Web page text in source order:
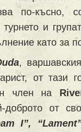
по-късно,
и
като за
,
от тази
член на
доброто от
I”,